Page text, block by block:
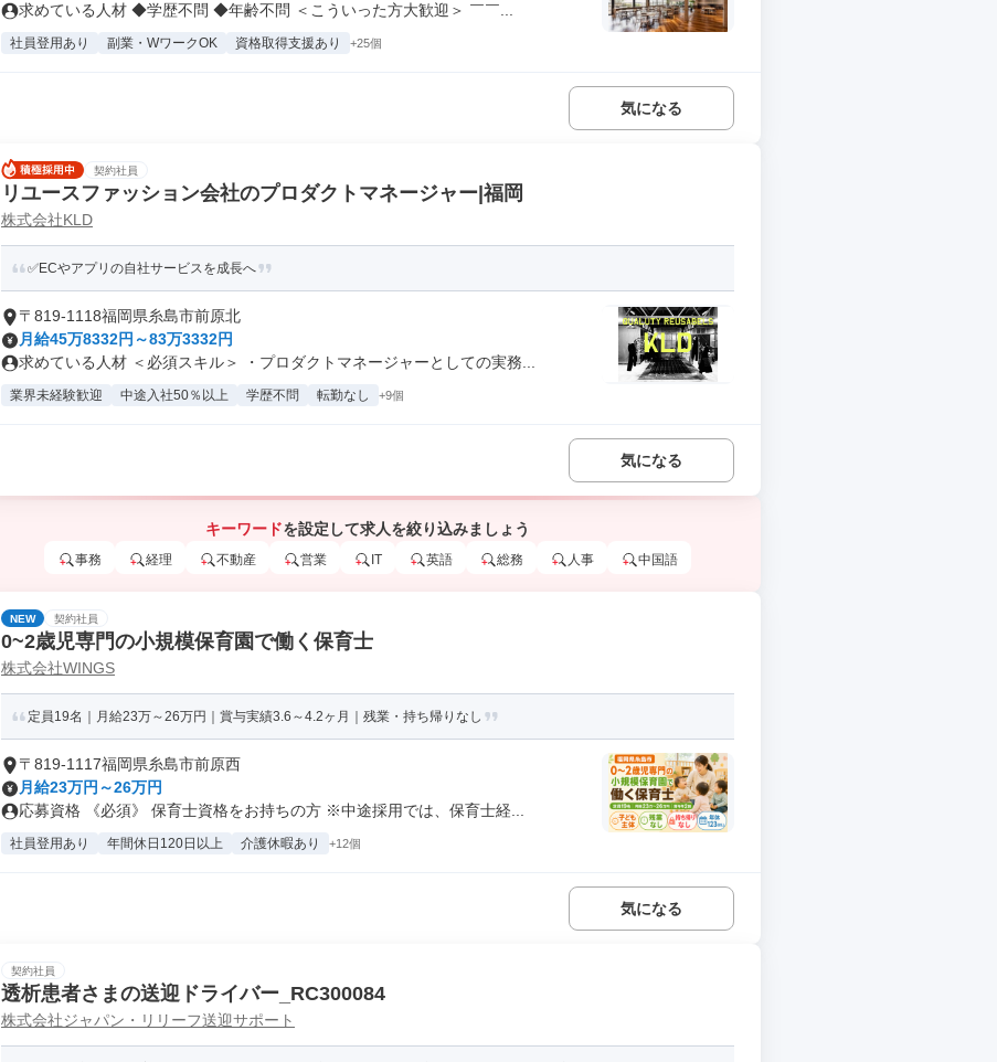
求めている人材 ◆学歴不問 ◆年齢不問 ＜こういった方大歓迎＞ ￣￣...
社員登用あり 副業・WワークOK 資格取得支援あり +25個
気になる
契約社員
リユースファッション会社のプロダクトマネージャー|福岡
株式会社KLD
✅ECやアプリの自社サービスを成長へ
〒819-1118福岡県糸島市前原北
月給45万8332円～83万3332円
求めている人材 ＜必須スキル＞ ・プロダクトマネージャーとしての実務...
業界未経験歓迎 中途入社50％以上 学歴不問 転勤なし +9個
気になる
キーワードを設定して求人を絞り込みましょう
事務 経理 不動産 営業 IT 英語 総務 人事 中国語
NEW 契約社員
0~2歳児専門の小規模保育園で働く保育士
株式会社WINGS
定員19名｜月給23万～26万円｜賞与実績3.6～4.2ヶ月｜残業・持ち帰りなし
〒819-1117福岡県糸島市前原西
月給23万円～26万円
応募資格 《必須》 保育士資格をお持ちの方 ※中途採用では、保育士経...
社員登用あり 年間休日120日以上 介護休暇あり +12個
気になる
契約社員
透析患者さまの送迎ドライバー_RC300084
株式会社ジャパン・リリーフ送迎サポート